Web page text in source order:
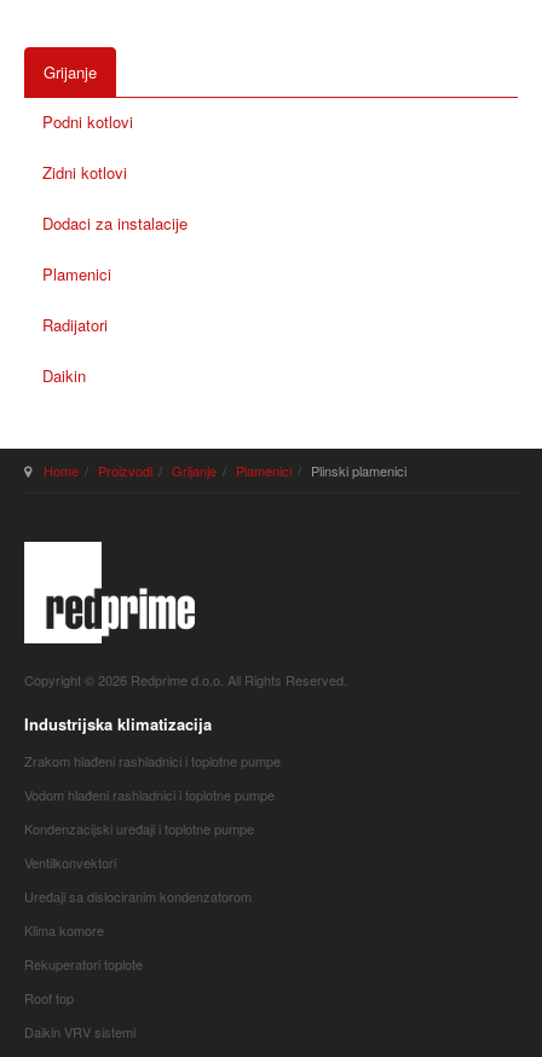
Grijanje
Podni kotlovi
Zidni kotlovi
Dodaci za instalacije
Plamenici
Radijatori
Daikin
Home Proizvodi Grijanje Plamenici Plinski plamenici
Copyright © 2026 Redprime d.o.o. All Rights Reserved.
Industrijska klimatizacija
Zrakom hlađeni rashladnici i toplotne pumpe
Vodom hlađeni rashladnici i toplotne pumpe
Kondenzacijski uređaji i toplotne pumpe
Ventilkonvektori
Uređaji sa dislociranim kondenzatorom
Klima komore
Rekuperatori toplote
Roof top
Daikin VRV sistemi